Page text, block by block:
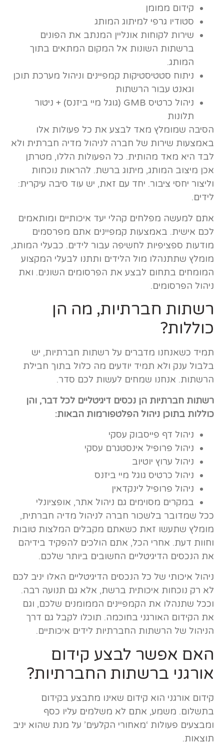
קידום ממומן
סטודיו גרפי למיתוג המותג
שירות לקוחות אונליין המנתב את הפונים
ברשתות השונות אל המקום המתאים בתוך
המותג.
ניתוח סטטיסטיקות קמפיינים וניהול מערכת תוכן
וגאנט עבור הרשתות
ניהול כרטיס GMB (גוגל מיי ביזנס) + ניטור
תלונות
הסיבה שמומלץ מאד לבצע את כל פעולות אלו
באמצעות שירות של חברה לניהול מדיה חברתית ולא
לבד היא מאד מהותית. כל הפעולות הללו, מטרתן
אכן מיצוב המותג, מיתוג ברשת. להראות נוכחות
וליצור יחסי ציבור. יחד עם זאת, יש עוד סיבה עיקרית:
לידים.
אתם למעשה מפלחים קהלי יעד איכותיים ומותאמים
לכם אישית. באמצעות קמפיינים אתם מפרסמים
מודעות ספציפיות לחשיפה עבור לידים. כבעלי המותג,
מומלץ שתתנהלו מול הלידים ותתנו לבעלי המקצוע
המומחים בתחום לבצע את הפרסומים השונים. ואת
ניהול הפרסומים.
רשתות חברתיות, מה הן
כוללות?
תמיד כשאנחנו מדברים על רשתות חברתיות, יש
בלבול ענק ולא תמיד יודעים מה כלול בתוך חבילת
הרשתות. אנחנו שמחים לעשות לכם סדר.
רשתות חברתיות הן נכסים דיגיטליים לכל דבר, והן
כוללות בתוכן ניהול הפלטפורמות הבאות:
ניהול דף פייסבוק עסקי
ניהול פרופיל אינסטגרם עסקי
ניהול ערוץ יוטיוב
ניהול כרטיס גוגל מיי ביזנס
ניהול פרופיל לינקדאין
במקרים מסוימים גם ניהול אתר, אופציונלי
ככל שמדובר בלשכור חברה לניהול מדיה חברתית,
מומלץ שתעשו זאת כשאתם מקבלים המלצות טובות
וחוות דעת. אחרי הכל, אתם הולכים להפקיד בידיהם
את הנכסים הדיגיטליים החשובים ביותר שלכם.
ניהול איכותי של כל הנכסים הדיגיטליים האלו יניב לכם
לא רק נוכחות איכותית ברשת, אלא גם תנועה רבה.
וככל שתנהלו את הקמפיינים הממומנים שלכם, וגם
את הקידום האורגני בחוכמה. תוכלו לקבל גם דרך
הניהול של הרשתות החברתיות לידים איכותיים.
האם אפשר לבצע קידום
אורגני ברשתות החברתיות?
קידום אורגני הוא קידום שאינו מתבצע בקידום
בתשלום. משמע, אתם לא משלמים עליו כסף
ומבצעים פעולות ‘מאחורי הקלעים’ על מנת שהוא יניב
תוצאות.